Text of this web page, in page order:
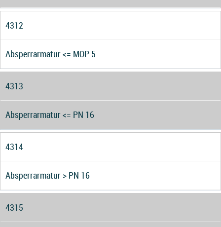
4312
Absperrarmatur <= MOP 5
4313
Absperrarmatur <= PN 16
4314
Absperrarmatur > PN 16
4315